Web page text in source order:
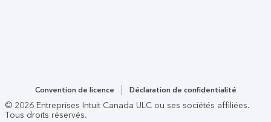
Convention de licence Déclaration de confidentialité
© 2026 Entreprises Intuit Canada ULC ou ses sociétés affiliées.
Tous droits réservés.